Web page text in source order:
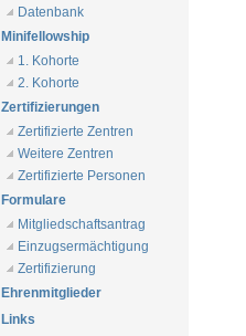
Datenbank
Minifellowship
1. Kohorte
2. Kohorte
Zertifizierungen
Zertifizierte Zentren
Weitere Zentren
Zertifizierte Personen
Formulare
Mitgliedschaftsantrag
Einzugsermächtigung
Zertifizierung
Ehrenmitglieder
Links